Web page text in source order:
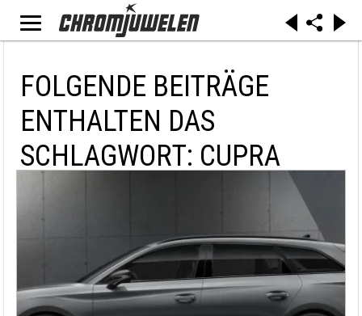
FOLGENDE BEITRÄGE
ENTHALTEN DAS
SCHLAGWORT: CUPRA